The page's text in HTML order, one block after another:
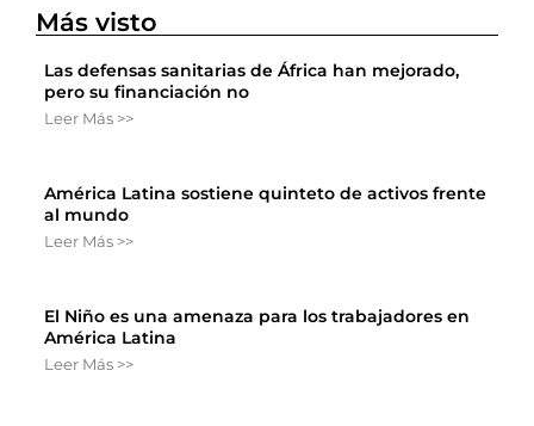
Más visto
Las defensas sanitarias de África han mejorado,
pero su financiación no
Leer Más >>
América Latina sostiene quinteto de activos frente
al mundo
Leer Más >>
El Niño es una amenaza para los trabajadores en
América Latina
Leer Más >>